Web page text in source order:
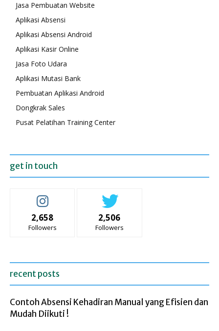
Jasa Pembuatan Website
Aplikasi Absensi
Aplikasi Absensi Android
Aplikasi Kasir Online
Jasa Foto Udara
Aplikasi Mutasi Bank
Pembuatan Aplikasi Android
Dongkrak Sales
Pusat Pelatihan Training Center
get in touch
2,658
Followers
2,506
Followers
recent posts
Contoh Absensi Kehadiran Manual yang Efisien dan
Mudah Diikuti !